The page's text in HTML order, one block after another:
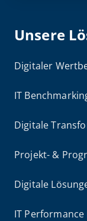
Unsere
Digitaler
IT
Digitale
Projekt- &
Digitale
IT